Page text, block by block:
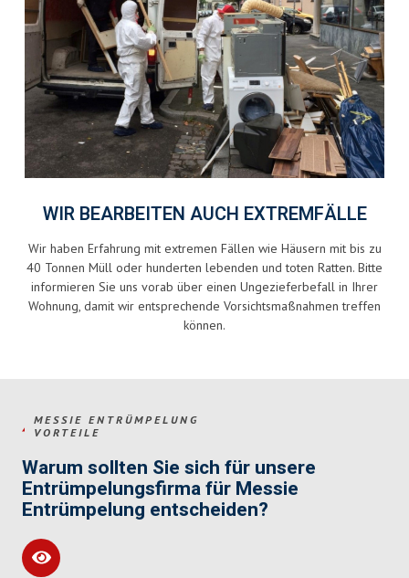
WIR BEARBEITEN AUCH EXTREMFÄLLE
Wir haben Erfahrung mit extremen Fällen wie Häusern mit bis zu
40 Tonnen Müll oder hunderten lebenden und toten Ratten. Bitte
informieren Sie uns vorab über einen Ungezieferbefall in Ihrer
Wohnung, damit wir entsprechende Vorsichtsmaßnahmen treffen
können.
MESSIE ENTRÜMPELUNG
VORTEILE
Warum sollten Sie sich für unsere
Entrümpelungsfirma für Messie
Entrümpelung entscheiden?